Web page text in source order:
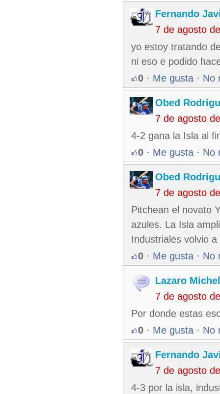
Fernando
7 de agosto
yo estoy tratando
ni eso e podido
0 · Me gusta · No
Obed
7 de agosto
4-2 gana la Isla al
0 · Me gusta · No
Obed
7 de agosto
Pitchean el novato
azules. La Isla
Industriales volvio
0 · Me gusta · No
Lazaro Michel
7 de agosto
Por donde estas
0 · Me gusta · No
Fernando
7 de agosto
4-3 por la isla,